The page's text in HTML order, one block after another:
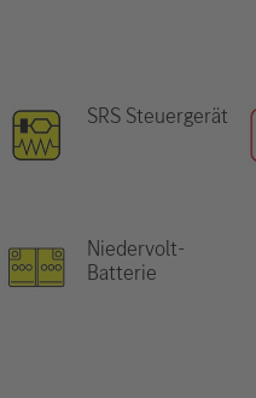
SRS Steuergerät
Niedervolt-
Batterie